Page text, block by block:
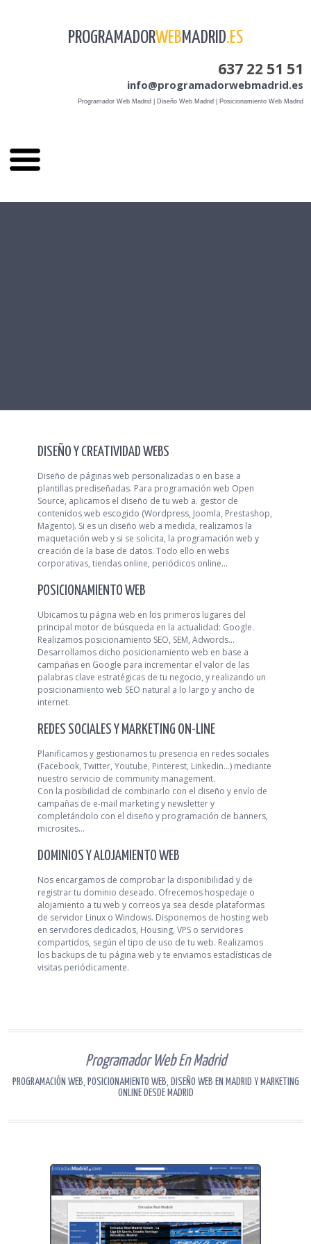
PROGRAMADORWEBMADRID.ES
637 22 51 51
info@programadorwebmadrid.es
Programador Web Madrid | Diseño Web Madrid | Posicionamiento Web Madrid
DISEÑO Y CREATIVIDAD WEBS
Diseño de páginas web personalizadas o en base a
plantillas prediseñadas. Para programación web Open
Source, aplicamos el diseño de tu web a. gestor de
contenidos web escogido (Wordpress, Joomla, Prestashop,
Magento). Si es un diseño web a medida, realizamos la
maquetación web y si se solicita, la programación web y
creación de la base de datos. Todo ello en webs
corporativas, tiendas online, periódicos online...
POSICIONAMIENTO WEB
Ubicamos tu página web en los primeros lugares del
principal motor de búsqueda en la actualidad: Google.
Realizamos posicionamiento SEO, SEM, Adwords...
Desarrollamos dicho posicionamiento web en base a
campañas en Google para incrementar el valor de las
palabras clave estratégicas de tu negocio, y realizando un
posicionamiento web SEO natural a lo largo y ancho de
internet.
REDES SOCIALES Y MARKETING ON-LINE
Planificamos y gestionamos tu presencia en redes sociales
(Facebook, Twitter, Youtube, Pinterest, Linkedin...) mediante
nuestro servicio de community management.
Con la posibilidad de combinarlo con el diseño y envío de
campañas de e-mail marketing y newsletter y
completándolo con el diseño y programación de banners,
microsites...
DOMINIOS Y ALOJAMIENTO WEB
Nos encargamos de comprobar la disponibilidad y de
registrar tu dominio deseado. Ofrecemos hospedaje o
alojamiento a tu web y correos ya sea desde plataformas
de servidor Linux o Windows. Disponemos de hosting web
en servidores dedicados, Housing, VPS o servidores
compartidos, según el tipo de uso de tu web. Realizamos
los backups de tu página web y te enviamos estadísticas de
visitas periódicamente.
Programador Web En Madrid
PROGRAMACIÓN WEB, POSICIONAMIENTO WEB, DISEÑO WEB EN MADRID Y MARKETING
ONLINE DESDE MADRID
Programación Web - Tienda online